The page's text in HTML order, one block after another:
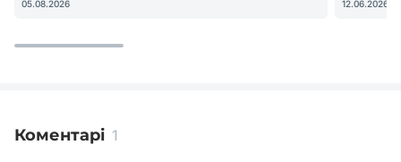
05.08.2026 12.06.2026
Коментарі 1